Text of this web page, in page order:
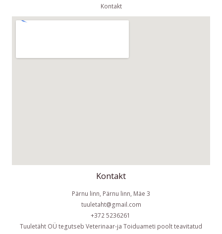
Kontakt
Kontakt
Pärnu linn, Pärnu linn, Mäe 3
tuuletaht@gmail.com
+372 5236261
Tuuletäht OÜ tegutseb Veterinaar-ja Toiduameti poolt teavitatud